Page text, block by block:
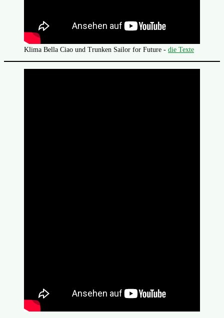
Klima Bella Ciao und Trunken Sailor for Future - die Texte